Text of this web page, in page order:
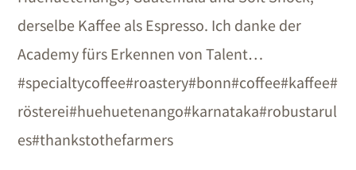
derselbe Kaffee als Espresso. Ich danke der
Academy fürs Erkennen von Talent…
#specialtycoffee#roastery#bonn#coffee#kaffee#
rösterei#huehuetenango#karnataka#robustarul
es#thankstothefarmers